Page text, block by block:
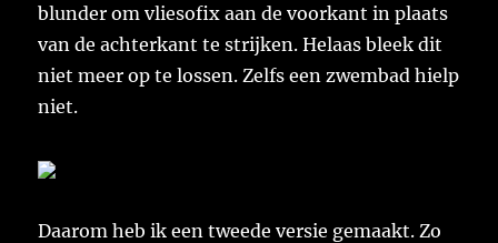
blunder om vliesofix aan de voorkant in plaats
van de achterkant te strijken. Helaas bleek dit
niet meer op te lossen. Zelfs een zwembad hielp
niet.
Daarom heb ik een tweede versie gemaakt. Zo